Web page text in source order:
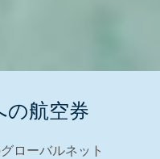
の航空券
ローバルネット